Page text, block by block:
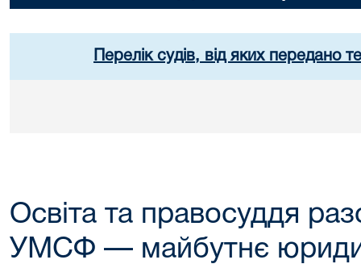
Перелік судів, від яких передано
Освіта та правосуддя
УМСФ — майбутнє